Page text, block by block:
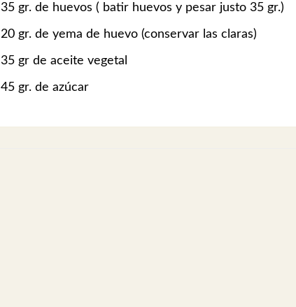
35 gr. de huevos ( batir huevos y pesar justo 35 gr.)
20 gr. de yema de huevo (conservar las claras)
35 gr de aceite vegetal
45 gr. de azúcar